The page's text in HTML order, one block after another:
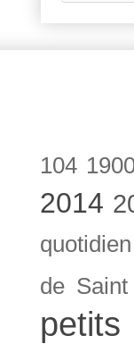
104
2014
quotidien
de
petits